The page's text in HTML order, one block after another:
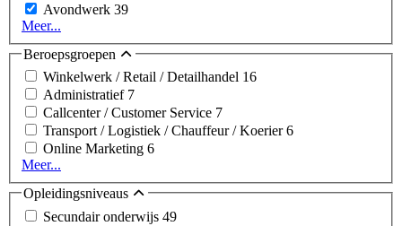
Avondwerk 39
Meer...
Beroepsgroepen
Winkelwerk / Retail / Detailhandel 16
Administratief 7
Callcenter / Customer Service 7
Transport / Logistiek / Chauffeur / Koerier6
Online Marketing 6
Meer...
Opleidingsniveaus
Secundair onderwijs 49